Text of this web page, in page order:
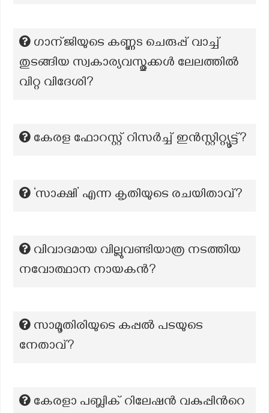
ഗാന്ജിയുടെ കണ്ണs ചെരുപ്പ് വാച്ച്
തുടങ്ങിയ സ്വകാര്യവസ്തുക്കൾ ലേലത്തിൽ
വിറ്റ വിദേശി?
കേരള ഫോറസ്റ്റ് റിസർച്ച് ഇൻസ്റ്റിറ്റ്യൂട്ട്?
‘സാക്ഷി’ എന്ന കൃതിയുടെ രചയിതാവ്?
വിവാദമായ വില്ലുവണ്ടിയാത്ര നടത്തിയ
നവോത്ഥാന നായകൻ?
സാമൂതിരിയുടെ കപ്പൽ പടയുടെ
നേതാവ്?
കേരളാ പബ്ലിക് റിലേഷന്‍ വകുപ്പിന്‍റെ